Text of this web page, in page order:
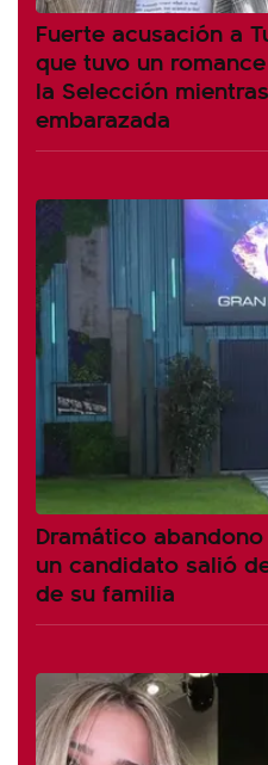
Fuerte acusación a
que tuvo un
la Selección
embarazada
Dramático
un candidato salió
de su familia